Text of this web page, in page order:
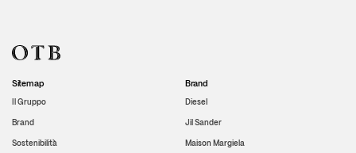
Sitemap
Il Gruppo
Brand
Sostenibilità
Brand
Diesel
Jil Sander
Maison Margiela